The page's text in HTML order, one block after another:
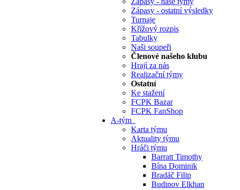
Zápasy - ostatní výsledky
Turnaje
Křížový rozpis
Tabulky
Naši soupeři
Členové našeho klubu
Hrají za nás
Realizační týmy
Ostatní
Ke stažení
FCPK Bazar
FCPK FanShop
A-tým
Karta týmu
Aktuality týmu
Hráči týmu
Barratt Timothy
Bína Dominik
Bradáč Filip
Budinov Elkhan